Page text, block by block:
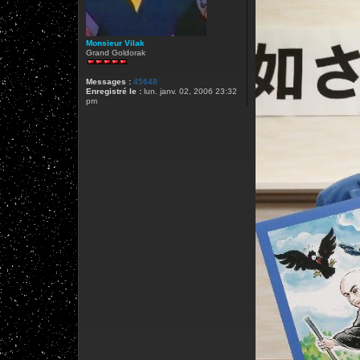
Monsieur Vilak
Grand Goldorak
Messages : 45648
Enregistré le : lun. janv. 02, 2006 23:32
pm